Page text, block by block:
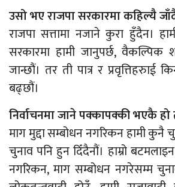
उसो भए राजपा सरकारमा कहिल्यै
राजपा सत्तामा नजाने कुरा हुँदैन।
सरकारमा हामी जानुपर्छ, वैकल्पिक
जान्छौं। तर ती पात्र र प्रवृत्तिहरुाई
बढ्छौं।
निर्वाचनमा जाने पक्कापक्की भएकै हो
माग मुद्दा सम्बोधन नगरिकन हामी कुनै
चुनाव पनि हुन दिँदैनौं। हाम्रो
नगरिकन, माग सम्बोधन नगरेसम्म